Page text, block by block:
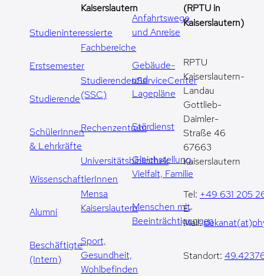
Studieninteressierte
Erstsemester
Studierende
SchülerInnen
& Lehrkräfte
WissenschaftlerInnen
Alumni
Beschäftigte
(Intern)
Kaiserslautern
Fachbereiche
StudierendenServiceCenter
(SSC)
Rechenzentrum
Universitätsbibliothek
Mensa
Kaiserslautern
Sport,
Gesundheit,
Wohlbefinden
Anfahrtswege
und Anreise
Gebäude-
und
Lagepläne
Stördienst
Gleichstellung,
Vielfalt, Familie
Menschen mit
Beeinträchtigungen
(RPTU in
Kaiserslautern)
RPTU
Kaiserslautern-
Landau
Gottlieb-
Daimler-
Straße 46
67663
Kaiserslautern
Tel: +49 631 205
E-
Mail:
Standort: